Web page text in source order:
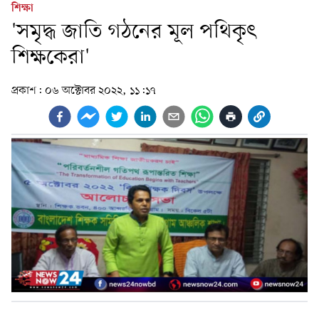
শিক্ষা
'সমৃদ্ধ জাতি গঠনের মূল পথিকৃৎ
শিক্ষকেরা'
প্রকাশ: ০৬ অক্টোবর ২০২২, ১১:১৭